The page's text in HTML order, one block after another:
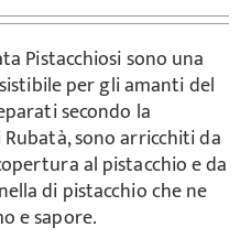
Pistacchiosi sono una
per gli amanti del
secondo la
sono arricchiti da
al pistacchio e da
di pistacchio che ne
e sapore.